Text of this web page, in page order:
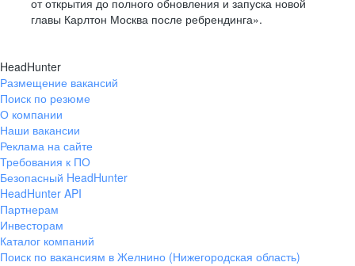
от открытия до полного обновления и запуска новой
главы Карлтон Москва после ребрендинга».
HeadHunter
Размещение вакансий
Поиск по резюме
О компании
Наши вакансии
Реклама на сайте
Требования к ПО
Безопасный HeadHunter
HeadHunter API
Партнерам
Инвесторам
Каталог компаний
Поиск по вакансиям в Желнино (Нижегородская область)